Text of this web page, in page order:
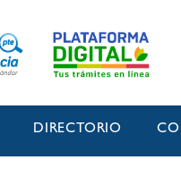
DIRECTORIO